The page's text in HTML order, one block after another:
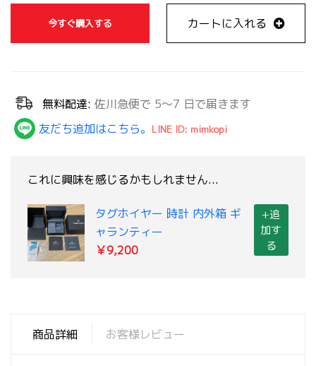
今すぐ購入する カートに入れる
無料配達: 佐川急便で 5～7 日で届きます
友だち追加はこちら。 LINE ID: mimkopi
これに興味を感じるかもしれません...
タグホイヤー 時計 内外箱 ギ
ャランティー
￥9,200
+追
加す
る
商品詳細 お客様レビュー